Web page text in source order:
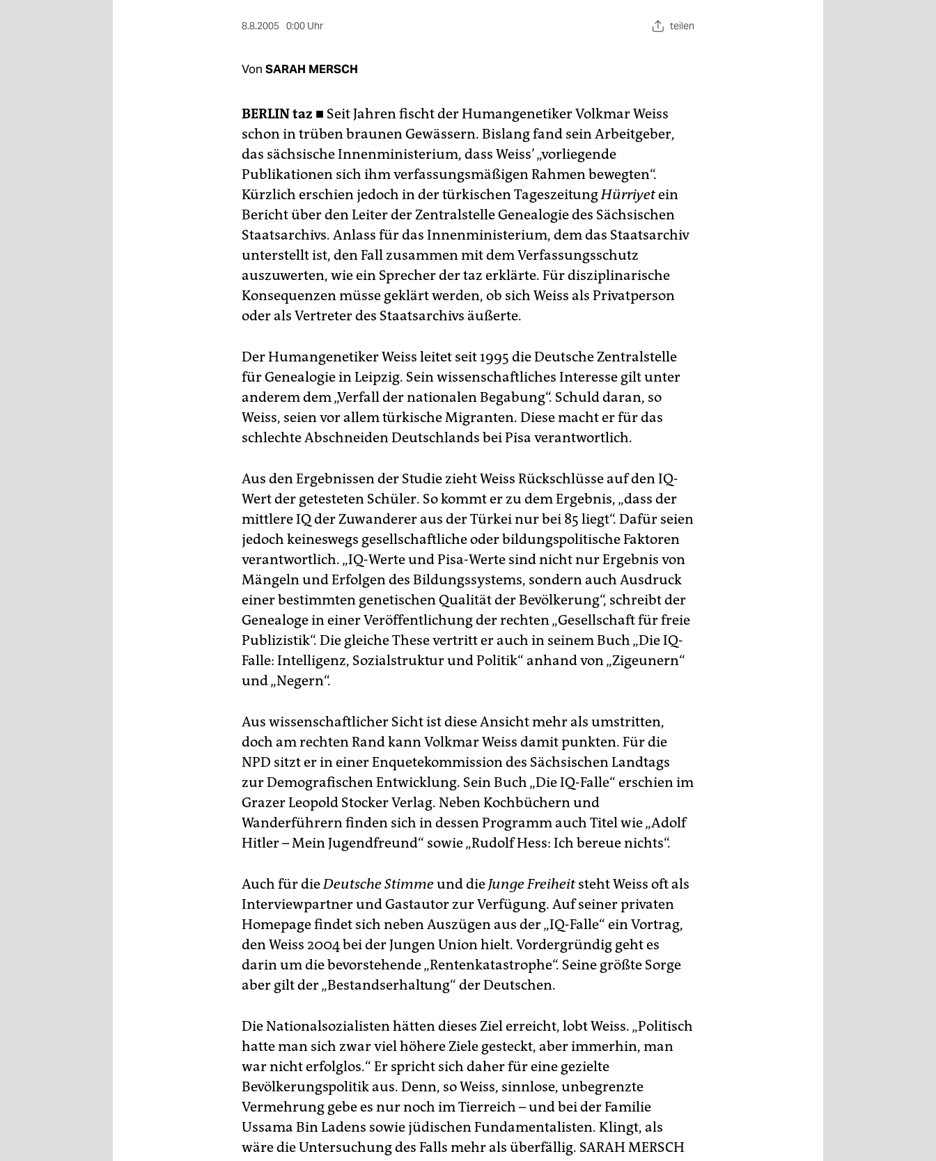
8.8.2005 0:00 Uhr teilen
Von SARAH MERSCH
BERLINtaz ■ Seit Jahren fischt der Humangenetiker Volkmar Weiss
schon in trüben braunen Gewässern. Bislang fand sein Arbeitgeber,
das sächsische Innenministerium, dass Weiss’ „vorliegende
Publikationen sich ihm verfassungsmäßigen Rahmen bewegten“.
Kürzlich erschien jedoch in der türkischen TageszeitungHürriyetein
Bericht über den Leiter der Zentralstelle Genealogie des Sächsischen
Staatsarchivs. Anlass für das Innenministerium, dem das Staatsarchiv
unterstellt ist, den Fall zusammen mit dem Verfassungsschutz
auszuwerten, wie ein Sprecher der taz erklärte. Für disziplinarische
Konsequenzen müsse geklärt werden, ob sich Weiss als Privatperson
oder als Vertreter des Staatsarchivs äußerte.
Der Humangenetiker Weiss leitet seit 1995 die Deutsche Zentralstelle
für Genealogie in Leipzig. Sein wissenschaftliches Interesse gilt unter
anderem dem „Verfall der nationalen Begabung“. Schuld daran, so
Weiss, seien vor allem türkische Migranten. Diese macht er für das
schlechte Abschneiden Deutschlands bei Pisa verantwortlich.
Aus den Ergebnissen der Studie zieht Weiss Rückschlüsse auf den IQ-
Wert der getesteten Schüler. So kommt er zu dem Ergebnis, „dass der
mittlere IQ der Zuwanderer aus der Türkei nur bei 85 liegt“. Dafür seien
jedoch keineswegs gesellschaftliche oder bildungspolitische Faktoren
verantwortlich. „IQ-Werte und Pisa-Werte sind nicht nur Ergebnis von
Mängeln und Erfolgen des Bildungssystems, sondern auch Ausdruck
einer bestimmten genetischen Qualität der Bevölkerung“, schreibt der
Genealoge in einer Veröffentlichung der rechten „Gesellschaft für freie
Publizistik“. Die gleiche These vertritt er auch in seinem Buch „Die IQ-
Falle: Intelligenz, Sozialstruktur und Politik“ anhand von „Zigeunern“
und „Negern“.
Aus wissenschaftlicher Sicht ist diese Ansicht mehr als umstritten,
doch am rechten Rand kann Volkmar Weiss damit punkten. Für die
NPD sitzt er in einer Enquetekommission des Sächsischen Landtags
zur Demografischen Entwicklung. Sein Buch „Die IQ-Falle“ erschien im
Grazer Leopold Stocker Verlag. Neben Kochbüchern und
Wanderführern finden sich in dessen Programm auch Titel wie „Adolf
Hitler – Mein Jugendfreund“ sowie „Rudolf Hess: Ich bereue nichts“.
Auch für dieDeutsche Stimmeund die Junge Freiheitsteht Weiss oft als
Interviewpartner und Gastautor zur Verfügung. Auf seiner privaten
Homepage findet sich neben Auszügen aus der „IQ-Falle“ ein Vortrag,
den Weiss 2004 bei der Jungen Union hielt. Vordergründig geht es
darin um die bevorstehende „Rentenkatastrophe“. Seine größte Sorge
aber gilt der „Bestandserhaltung“ der Deutschen.
Die Nationalsozialisten hätten dieses Ziel erreicht, lobt Weiss. „Politisch
hatte man sich zwar viel höhere Ziele gesteckt, aber immerhin, man
war nicht erfolglos.“ Er spricht sich daher für eine gezielte
Bevölkerungspolitik aus. Denn, so Weiss, sinnlose, unbegrenzte
Vermehrung gebe es nur noch im Tierreich – und bei der Familie
Ussama Bin Ladens sowie jüdischen Fundamentalisten. Klingt, als
wäre die Untersuchung des Falls mehr als überfällig. SARAH MERSCH